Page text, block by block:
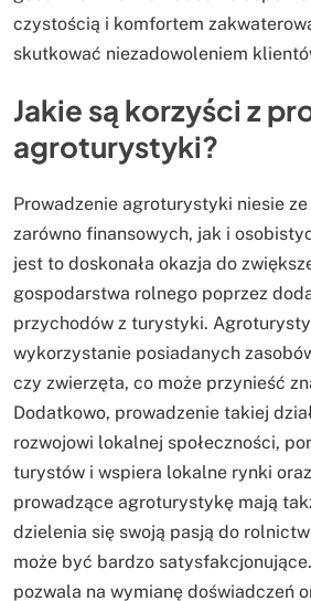
czystością i komfortem
skutkować niezadowoleniem
Jakie są korzyści z
agroturystyki?
Prowadzenie agroturystyki niesie
zarówno finansowych, jak i
jest to doskonała okazja do
gospodarstwa rolnego poprzez
przychodów z turystyki.
wykorzystanie posiadanych
czy zwierzęta, co może przynieść
Dodatkowo, prowadzenie takiej
rozwojowi lokalnej społeczności,
turystów i wspiera lokalne rynki
prowadzące agroturystykę mają
dzielenia się swoją pasją do
może być bardzo
pozwala na wymianę doświadczeń